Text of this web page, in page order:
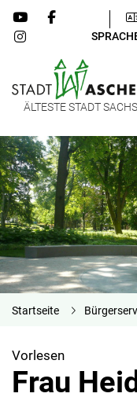
ÄLTESTE STADT
Startseite
Vorlesen
Frau